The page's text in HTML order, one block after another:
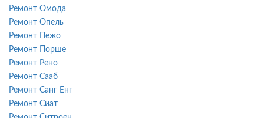
Ремонт Омода
Ремонт Опель
Ремонт Пежо
Ремонт Порше
Ремонт Рено
Ремонт Сааб
Ремонт Санг Енг
Ремонт Сиат